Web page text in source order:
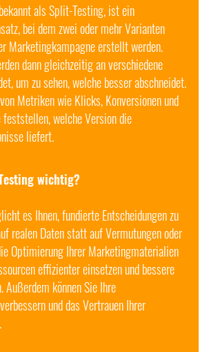
als Split-Testing, ist ein
bei dem zwei oder mehr Varianten
Marketingkampagne erstellt werden.
dann gleichzeitig an verschiedene
um zu sehen, welche besser abschneidet.
Metriken wie Klicks, Konversionen und
feststellen, welche Version die
liefert.
wichtig?
es Ihnen, fundierte Entscheidungen zu
realen Daten statt auf Vermutungen oder
Optimierung Ihrer Marketingmaterialien
effizienter einsetzen und bessere
Außerdem können Sie Ihre
und das Vertrauen Ihrer